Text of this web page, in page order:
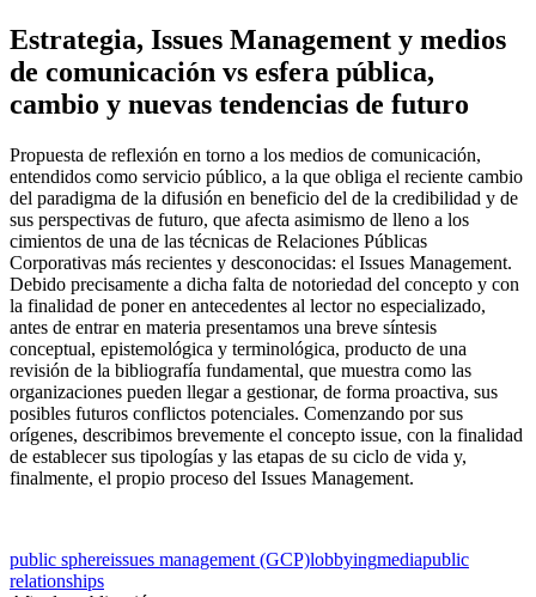
Estrategia, Issues Management y medios
de comunicación vs esfera pública,
cambio y nuevas tendencias de futuro
Propuesta de reflexión en torno a los medios de comunicación,
entendidos como servicio público, a la que obliga el reciente cambio
del paradigma de la difusión en beneficio del de la credibilidad y de
sus perspectivas de futuro, que afecta asimismo de lleno a los
cimientos de una de las técnicas de Relaciones Públicas
Corporativas más recientes y desconocidas: el Issues Management.
Debido precisamente a dicha falta de notoriedad del concepto y con
la finalidad de poner en antecedentes al lector no especializado,
antes de entrar en materia presentamos una breve síntesis
conceptual, epistemológica y terminológica, producto de una
revisión de la bibliografía fundamental, que muestra como las
organizaciones pueden llegar a gestionar, de forma proactiva, sus
posibles futuros conflictos potenciales. Comenzando por sus
orígenes, describimos brevemente el concepto issue, con la finalidad
de establecer sus tipologías y las etapas de su ciclo de vida y,
finalmente, el propio proceso del Issues Management.
public sphereissues management (GCP)lobbyingmediapublic
relationships